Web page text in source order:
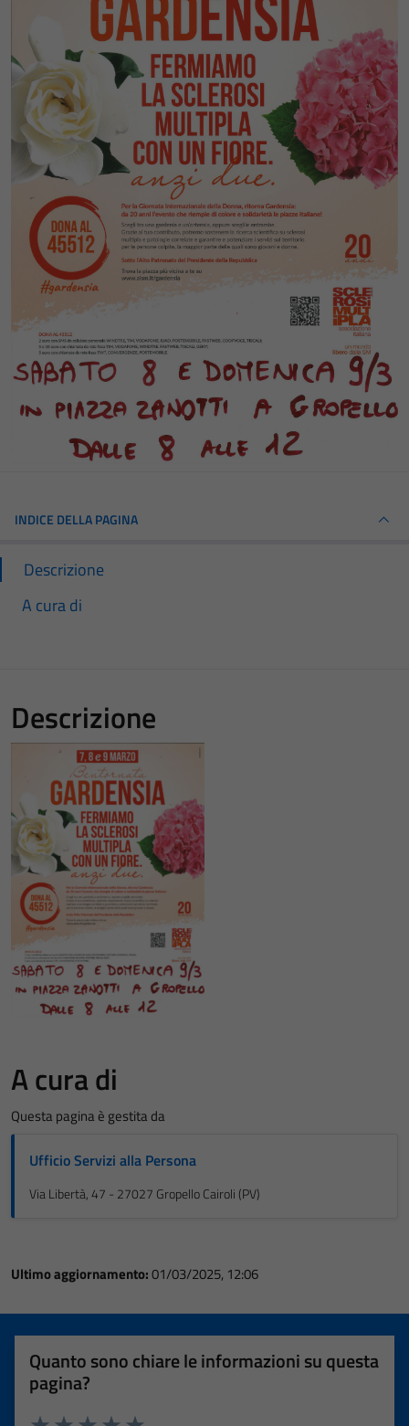
INDICE DELLA PAGINA
Descrizione
A cura di
Descrizione
A cura di
Questa pagina è gestita da
Ufficio Servizi alla Persona
Via Libertà, 47 - 27027 Gropello Cairoli (PV)
Ultimo aggiornamento:01/03/2025, 12:06
Quanto sono chiare le informazioni su questa
pagina?